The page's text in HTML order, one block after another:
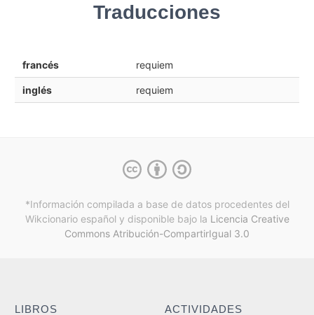
Traducciones
francés requiem
inglés requiem
*Información compilada a base de datos procedentes del
Wikcionario español y disponible bajo la Licencia Creative
Commons Atribución-CompartirIgual 3.0
LIBROS ACTIVIDADES